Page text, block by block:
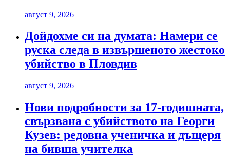
август 9, 2026
Дойдохме си на думата: Намери се
руска следа в извършеното жестоко
убийство в Пловдив
август 9, 2026
Нови подробности за 17-годишната,
свързвана с убийството на Георги
Кузев: редовна ученичка и дъщеря
на бивша учителка